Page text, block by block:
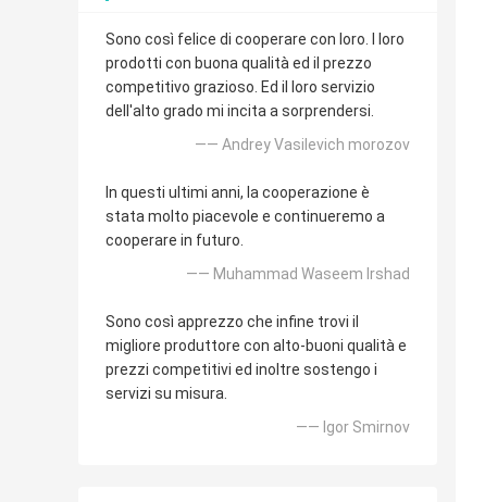
Sono così felice di cooperare con loro. I loro
prodotti con buona qualità ed il prezzo
competitivo grazioso. Ed il loro servizio
dell'alto grado mi incita a sorprendersi.
—— Andrey Vasilevich morozov
In questi ultimi anni, la cooperazione è
stata molto piacevole e continueremo a
cooperare in futuro.
—— Muhammad Waseem Irshad
Sono così apprezzo che infine trovi il
migliore produttore con alto-buoni qualità e
prezzi competitivi ed inoltre sostengo i
servizi su misura.
—— Igor Smirnov